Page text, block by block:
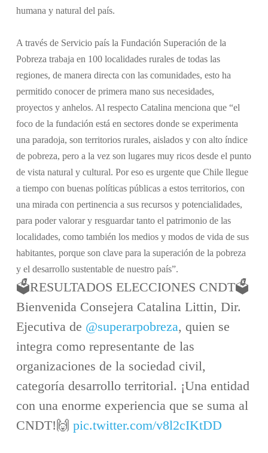
humana y natural del país.
A través de Servicio país la Fundación Superación de la
Pobreza trabaja en 100 localidades rurales de todas las
regiones, de manera directa con las comunidades, esto ha
permitido conocer de primera mano sus necesidades,
proyectos y anhelos. Al respecto Catalina menciona que “el
foco de la fundación está en sectores donde se experimenta
una paradoja, son territorios rurales, aislados y con alto índice
de pobreza, pero a la vez son lugares muy ricos desde el punto
de vista natural y cultural. Por eso es urgente que Chile llegue
a tiempo con buenas políticas públicas a estos territorios, con
una mirada con pertinencia a sus recursos y potencialidades,
para poder valorar y resguardar tanto el patrimonio de las
localidades, como también los medios y modos de vida de sus
habitantes, porque son clave para la superación de la pobreza
y el desarrollo sustentable de nuestro país”.
🗳️RESULTADOS ELECCIONES CNDT🗳️
Bienvenida Consejera Catalina Littin, Dir.
Ejecutiva de @superarpobreza, quien se
integra como representante de las
organizaciones de la sociedad civil,
categoría desarrollo territorial. ¡Una entidad
con una enorme experiencia que se suma al
CNDT!🙌 pic.twitter.com/v8l2cIKtDD